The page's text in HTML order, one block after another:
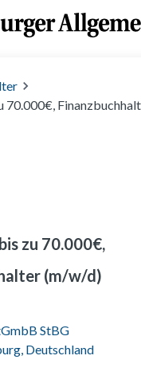
70.000€,
zu 70.000€,
(m/w/d)
StBG
Deutschland